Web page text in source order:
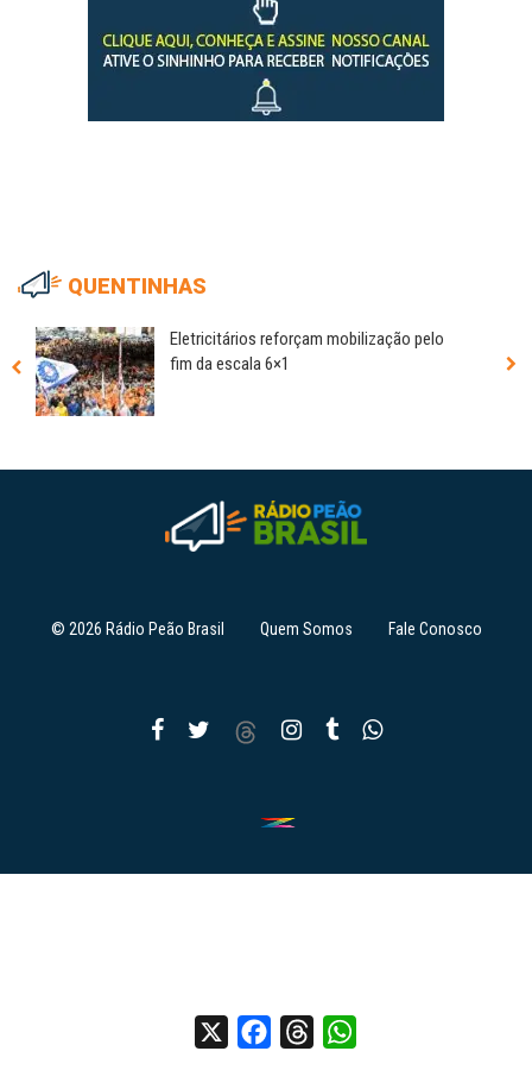
QUENTINHAS
Eletricitários reforçam mobilização pelo
fim da escala 6×1
© 2026 Rádio Peão Brasil Quem Somos Fale Conosco
X FacebookThreadsWhatsApp